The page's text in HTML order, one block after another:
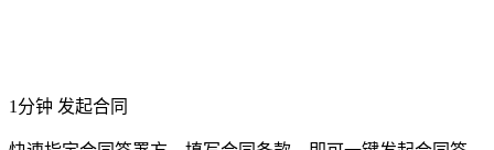
1分钟 发起合同